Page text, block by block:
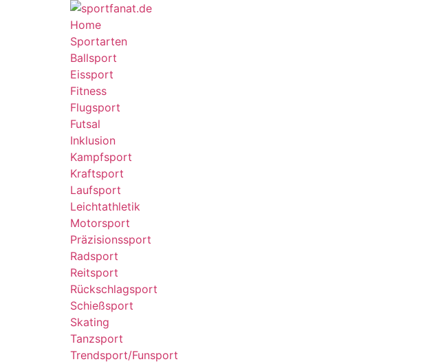
Home
Sportarten
Ballsport
Eissport
Fitness
Flugsport
Futsal
Inklusion
Kampfsport
Kraftsport
Laufsport
Leichtathletik
Motorsport
Präzisionssport
Radsport
Reitsport
Rückschlagsport
Schießsport
Skating
Tanzsport
Trendsport/Funsport